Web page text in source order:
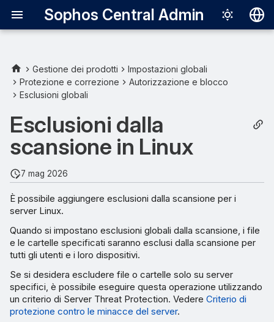
Sophos Central Admin
Español
Português
Utilizzo sicuro delle
esclusioni dalla scansione
Esclusione di eventi del
data lake
Server Protection per Linux
Esclusioni dalla scansione
Esempi
Esclusioni per la riga di
comando
Gestione dei prodotti
Impostazioni globali
Protezione e correzione
Autorizzazione e blocco
Esclusioni globali
Esclusioni dalla
scansione in Linux
7 mag 2026
È possibile aggiungere esclusioni dalla scansione per i
server Linux.
Quando si impostano esclusioni globali dalla scansione, i file
e le cartelle specificati saranno esclusi dalla scansione per
tutti gli utenti e i loro dispositivi.
Se si desidera escludere file o cartelle solo su server
specifici, è possibile eseguire questa operazione utilizzando
un criterio di Server Threat Protection. Vedere Criterio di
protezione contro le minacce del server.